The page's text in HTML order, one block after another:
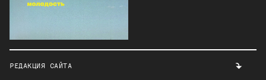
РЕДАКЦИЯ САЙТА